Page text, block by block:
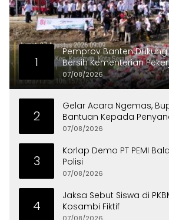
1
Pemprov Banten
Bersih Kementerian
07/08/2026
2
Gelar Acara Ngemas,
Bantuan Kepada
07/08/2026
3
Korlap Demo PT PEMI
Polisi
07/08/2026
4
Jaksa Sebut Siswa di
Kosambi Fiktif